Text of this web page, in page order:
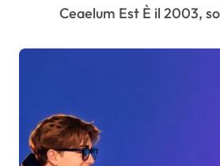
Ceaelum Est È il 2003,